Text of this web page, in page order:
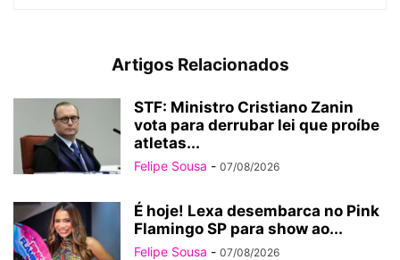
Artigos Relacionados
STF: Ministro Cristiano Zanin
vota para derrubar lei que proíbe
atletas...
Felipe Sousa - 07/08/2026
É hoje! Lexa desembarca no Pink
Flamingo SP para show ao...
Felipe Sousa - 07/08/2026